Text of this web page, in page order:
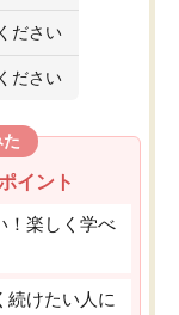
ださい
ださい
イント
！楽しく学べ
続けたい人に